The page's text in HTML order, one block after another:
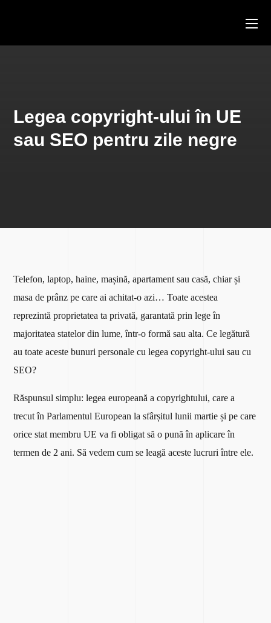
Legea copyright-ului în UE
sau SEO pentru zile negre
Telefon, laptop, haine, mașină, apartament sau casă, chiar și
masa de prânz pe care ai achitat-o azi… Toate acestea
reprezintă proprietatea ta privată, garantată prin lege în
majoritatea statelor din lume, într-o formă sau alta. Ce legătură
au toate aceste bunuri personale cu legea copyright-ului sau cu
SEO?
Răspunsul simplu: legea europeană a copyrightului, care a
trecut în Parlamentul European la sfârșitul lunii martie și pe care
orice stat membru UE va fi obligat să o pună în aplicare în
termen de 2 ani. Să vedem cum se leagă aceste lucruri între ele.